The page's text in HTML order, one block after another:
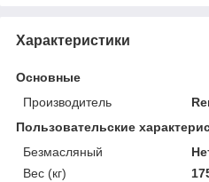
Характеристики
Основные
Производитель
Пользовательские
Безмасляный
Вес (кг)